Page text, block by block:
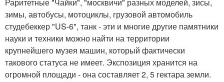
Раритетные "Чайки", "москвичи" разных моделей, зисы,
зимы, автобусы, мотоциклы, грузовой автомобиль
студебеккер "US-6", танк - эти и многие другие памятники
науки и техники можно найти на территории
крупнейшего музея машин, который фактически
такового статуса не имеет. Экспозиция хранится на
огромной площади - она составляет 2, 5 гектара земли.